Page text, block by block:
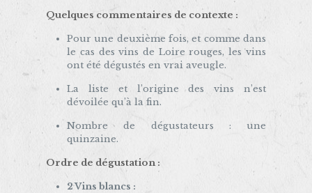
Quelques commentaires de contexte :
Pour une deuxième fois, et comme dans
le cas des vins de Loire rouges, les vins
ont été dégustés en vrai aveugle.
La liste et l’origine des vins n’est
dévoilée qu’à la fin.
Nombre de dégustateurs : une
quinzaine.
Ordre de dégustation :
2 Vins blancs :